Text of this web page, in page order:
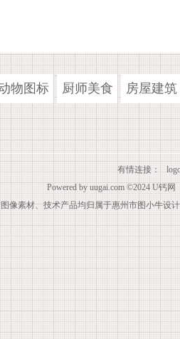
物图标 厨师美食 房屋建筑
有情连接：
Powered by uugai.com ©2024 U钙网
像素材、技术产品均归属于惠州市图小牛设